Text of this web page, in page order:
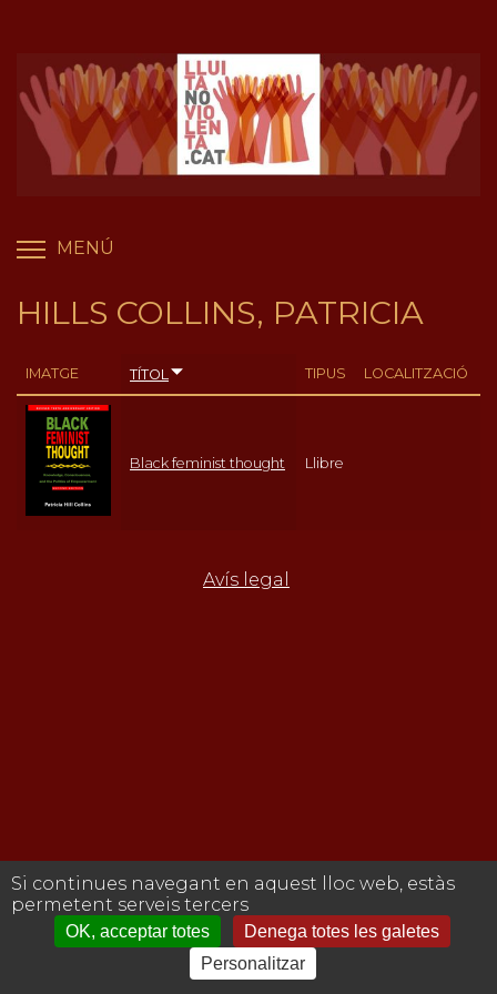
contingut
MENÚ
HILLS COLLINS, PATRICIA
IMATGE TÍTOL TIPUS LOCALITZACIÓ
Black feminist thought Llibre
Avís legal
Si continues navegant en aquest lloc web, estàs
permetent serveis tercers
OK, acceptar totes
Denega totes les galetes
Personalitzar